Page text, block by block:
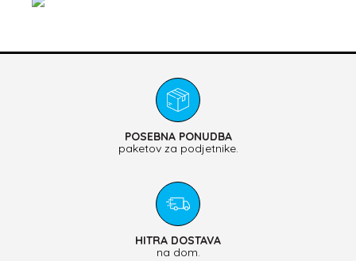
POSEBNA PONUDBA
paketov za podjetnike.
HITRA DOSTAVA
na dom.